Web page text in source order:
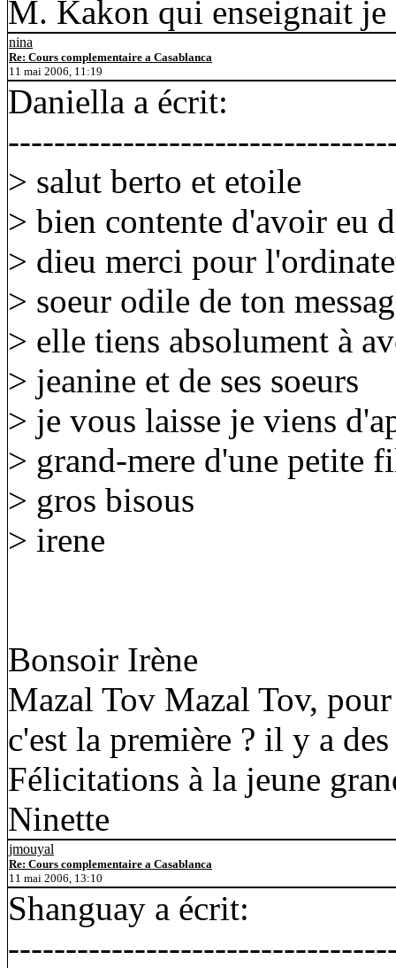
M. Kakon qui enseignait je
nina
Re: Cours complementaire a Casablanca
11 mai 2006, 11:19
Daniella a écrit:
> salut berto et etoile
> bien contente d'avoir eu
> dieu merci pour
> soeur odile de ton
> elle tiens absolument à
> jeanine et de ses soeurs
> je vous laisse je viens
> grand-mere d'une petite
> gros bisous
> irene
Bonsoir Irène
Mazal Tov Mazal Tov,
c'est la première ? il y a
Félicitations à la jeune
Ninette
jmouyal
Re: Cours complementaire a Casablanca
11 mai 2006, 13:10
Shanguay a écrit: